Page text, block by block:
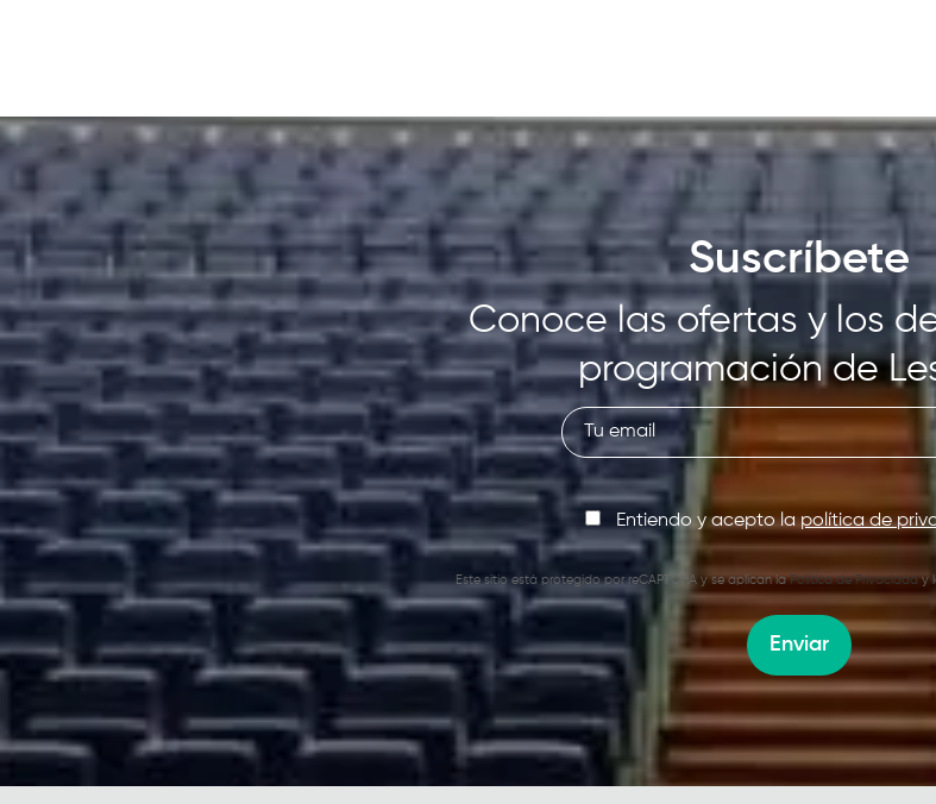
Suscríbete
Conoce las ofertas y los
programación de
Entiendo y acepto lapolítica de
Este sitio está protegido por reCAPTCHA y se aplican laPolítica de Privacidady
Enviar